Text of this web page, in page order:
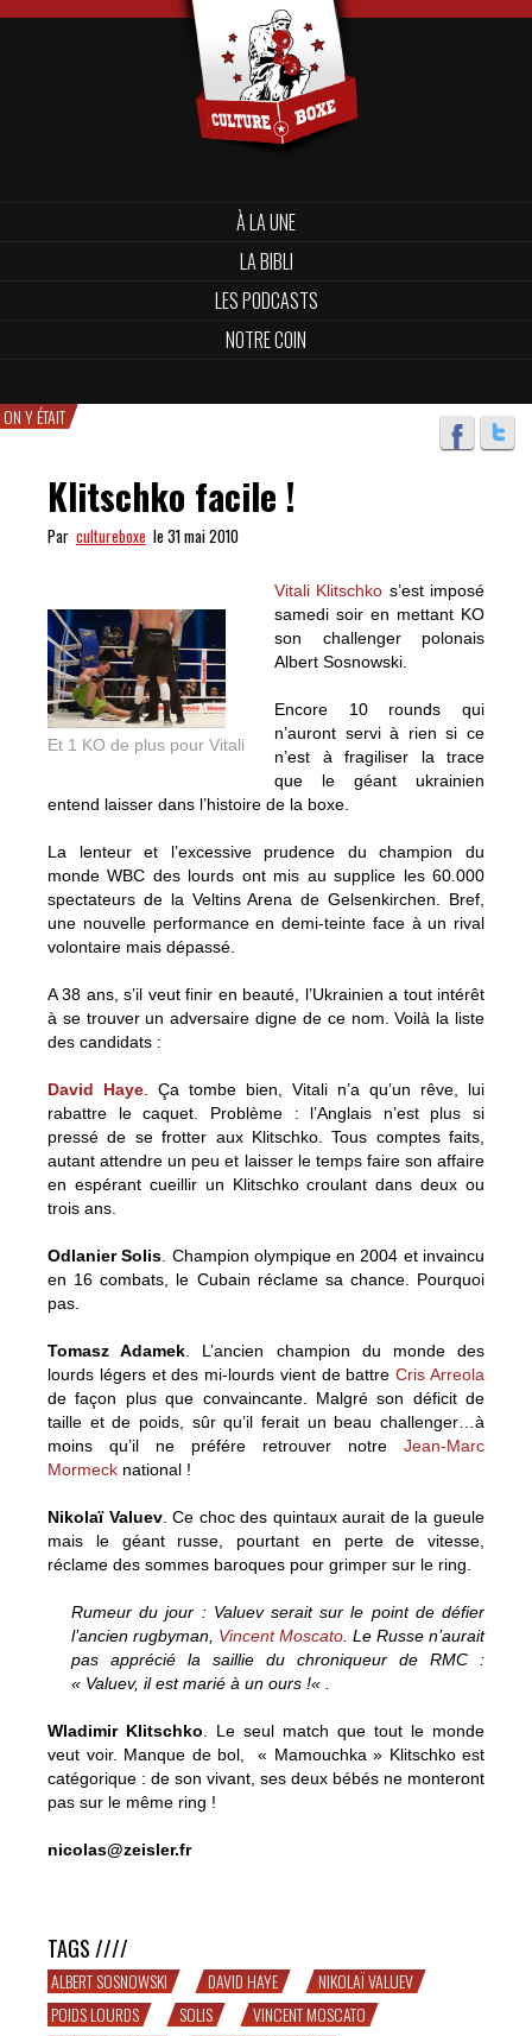
À LA UNE
LA BIBLI
LES PODCASTS
NOTRE COIN
ON Y ÉTAIT
Klitschko facile !
Par cultureboxe le 31 mai 2010
Et 1 KO de plus pour Vitali
Vitali Klitschko s’est imposé
samedi soir en mettant KO
son challenger polonais
Albert Sosnowski.
Encore 10 rounds qui
n’auront servi à rien si ce
n’est à fragiliser la trace
que le géant ukrainien
entend laisser dans l’histoire de la boxe.
La lenteur et l’excessive prudence du champion du
monde WBC des lourds ont mis au supplice les 60.000
spectateurs de la Veltins Arena de Gelsenkirchen. Bref,
une nouvelle performance en demi-teinte face à un rival
volontaire mais dépassé.
A 38 ans, s’il veut finir en beauté, l’Ukrainien a tout intérêt
à se trouver un adversaire digne de ce nom. Voilà la liste
des candidats :
David Haye . Ça tombe bien, Vitali n’a qu’un rêve, lui
rabattre le caquet. Problème : l’Anglais n’est plus si
pressé de se frotter aux Klitschko. Tous comptes faits,
autant attendre un peu et laisser le temps faire son affaire
en espérant cueillir un Klitschko croulant dans deux ou
trois ans.
Odlanier Solis . Champion olympique en 2004 et invaincu
en 16 combats, le Cubain réclame sa chance. Pourquoi
pas.
Tomasz Adamek . L’ancien champion du monde des
lourds légers et des mi-lourds vient de battreCris Arreola
de façon plus que convaincante. Malgré son déficit de
taille et de poids, sûr qu’il ferait un beau challenger…à
moins qu’il ne préfére retrouver notre Jean-Marc
Mormeck national !
Nikolaï Valuev. Ce choc des quintaux aurait de la gueule
mais le géant russe, pourtant en perte de vitesse,
réclame des sommes baroques pour grimper sur le ring.
Rumeur du jour : Valuev serait sur le point de défier
l’ancien rugbyman, Vincent Moscato . Le Russe n’aurait
pas apprécié la saillie du chroniqueur de RMC :
« Valuev, il est marié à un ours !« .
Wladimir Klitschko . Le seul match que tout le monde
veut voir. Manque de bol, « Mamouchka » Klitschko est
catégorique : de son vivant, ses deux bébés ne monteront
pas sur le même ring !
nicolas@zeisler.fr
TAGS ////
ALBERT SOSNOWSKI DAVID HAYE
NIKOLAÏ VALUEV
POIDS LOURDS
SOLIS
VINCENT MOSCATO